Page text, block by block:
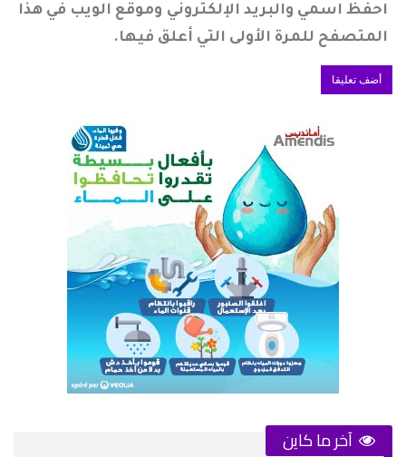
احفظ اسمي والبريد الإلكتروني وموقع الويب في هذا
المتصفح للمرة الأولى التي أعلق فيها.
آخر ما كاين